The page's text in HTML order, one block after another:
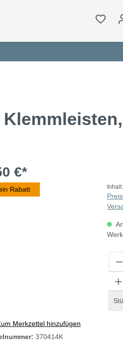
€*
Rabatt Inhalt:
Merkzettel hinzufügen
370414K